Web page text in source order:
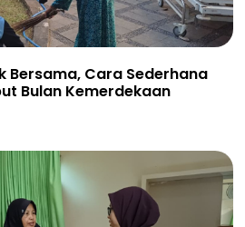
Bersama, Cara Sederhana
Bulan Kemerdekaan